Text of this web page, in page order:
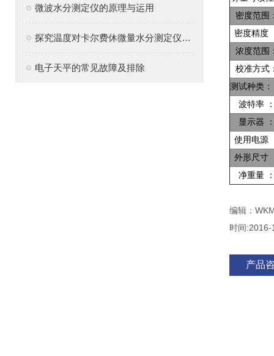
微波水分测定仪的原理与运用
探究温度对卡尔费休微量水分测定仪测量结果的影响
电子天平的常见故障及排除
密度范围
密度精度
浓度范围
校准方式
测试种类：
波特率
显示器
使用电源
外形尺寸
净重量
编辑：
时间:2016-
产品